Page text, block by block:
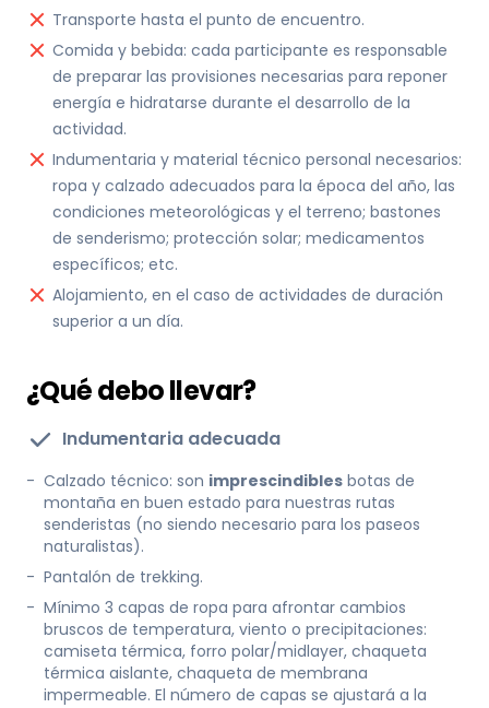
Transporte hasta el punto de encuentro.
Comida y bebida: cada participante es responsable
de preparar las provisiones necesarias para reponer
energía e hidratarse durante el desarrollo de la
actividad.
Indumentaria y material técnico personal necesarios:
ropa y calzado adecuados para la época del año, las
condiciones meteorológicas y el terreno; bastones
de senderismo; protección solar; medicamentos
específicos; etc.
Alojamiento, en el caso de actividades de duración
superior a un día.
¿Qué debo llevar?
Indumentaria adecuada
- Calzado técnico: son imprescindibles botas de
montaña en buen estado para nuestras rutas
senderistas (no siendo necesario para los paseos
naturalistas).
- Pantalón de trekking.
- Mínimo 3 capas de ropa para afrontar cambios
bruscos de temperatura, viento o precipitaciones:
camiseta térmica, forro polar/midlayer, chaqueta
térmica aislante, chaqueta de membrana
impermeable. El número de capas se ajustará a la